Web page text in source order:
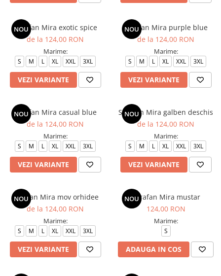
NOU
Sarafan Mira exotic spice
de la 124,00 RON
Marime:
S M L XL XXL 3XL
VEZI VARIANTE
NOU
Sarafan Mira purple blue
de la 124,00 RON
Marime:
S M L XL XXL 3XL
VEZI VARIANTE
NOU
Sarafan Mira casual blue
de la 124,00 RON
Marime:
S M L XL XXL 3XL
VEZI VARIANTE
NOU
Sarafan Mira galben deschis
de la 124,00 RON
Marime:
S M L XL XXL 3XL
VEZI VARIANTE
NOU
Sarafan Mira mov orhidee
de la 124,00 RON
Marime:
S M L XL XXL 3XL
VEZI VARIANTE
NOUSarafan Mira mustar
124,00 RON
Marime:
S
ADAUGA IN COS